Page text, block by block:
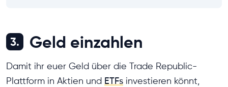
3. Geld einzahlen
Damit ihr euer Geld über die Trade Republic-
Plattform in Aktien und ETFs investieren könnt,